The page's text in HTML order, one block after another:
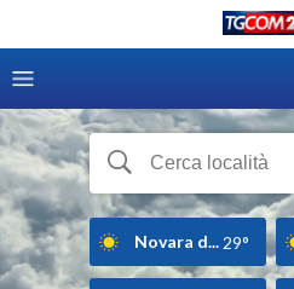
Novara d... 29°